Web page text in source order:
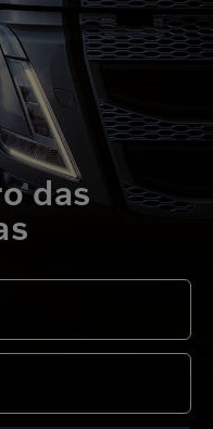
das